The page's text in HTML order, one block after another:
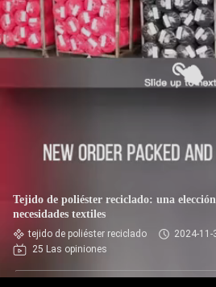
CONTROL
DE
CALIDAD
ÉNTRENOS
CONTACTO
CON
NOTICIAS
Tejido de poliéster reciclado: una
necesidades textiles
tejido de poliéster reciclado
2024-11-
25 Las opiniones